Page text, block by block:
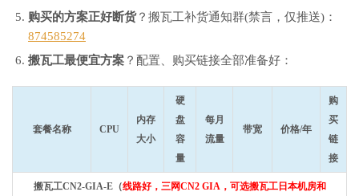
购买的方案正好断货？搬瓦工补货通知群(禁言，仅推送)：
874585274
搬瓦工最便宜方案 ？配置、购买链接全部准备好：
套餐名称 CPU
内存
大小
硬
盘
容
量
每月
流量
带宽 价格/年
购
买
链
接
搬瓦工CN2-GIA-E（线路好，三网CN2 GIA，可选搬瓦工日本机房和